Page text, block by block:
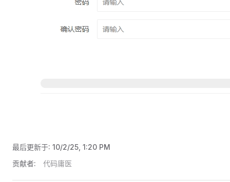
最后更新于: 10/2/25, 1:20 PM
贡献者:
代码庸医